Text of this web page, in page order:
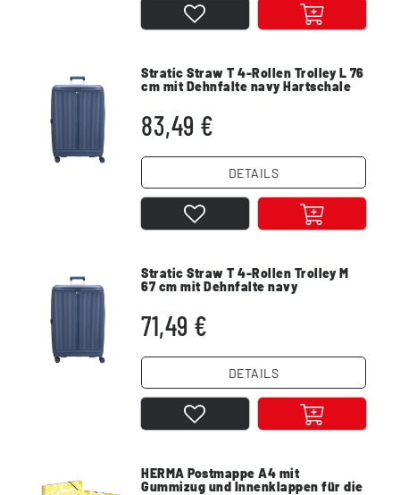
Stratic Straw T 4-Rollen Trolley L 76
cm mit Dehnfalte navy Hartschale
83,49 €
DETAILS
Stratic Straw T 4-Rollen Trolley M
67 cm mit Dehnfalte navy
71,49 €
DETAILS
HERMA Postmappe A4 mit
Gummizug und Innenklappen für die